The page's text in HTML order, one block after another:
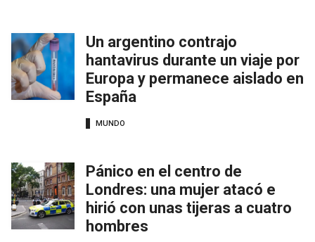
Un argentino contrajo
hantavirus durante un viaje por
Europa y permanece aislado en
España
MUNDO
Pánico en el centro de
Londres: una mujer atacó e
hirió con unas tijeras a cuatro
hombres